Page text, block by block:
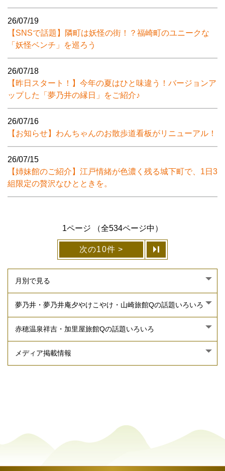
26/07/19
【SNSで話題】隣町は妖怪の街！？福崎町のユニークな
「妖怪ベンチ」を巡ろう
26/07/18
【昨日スタート！】今年の夏はひと味違う！バージョンア
ップした「夢乃井の縁日」をご紹介♪
26/07/16
【お知らせ】わんちゃんのお散歩道看板がリニューアル！
26/07/15
【姉妹館のご紹介】江戸情緒が色濃く残る城下町で、1日3
組限定の贅沢なひとときを。
1ページ （全534ページ中）
次の10件